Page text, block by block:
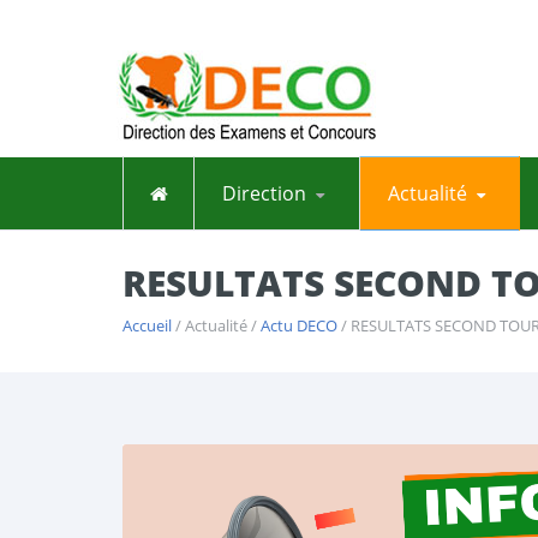
Direction Actualité
RESULTATS SECOND
Accueil/ Actualité /Actu DECO/ RESULTATS SECOND